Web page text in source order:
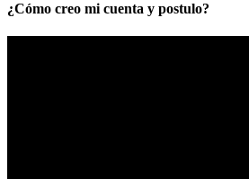
¿Cómo creo mi cuenta y postulo?